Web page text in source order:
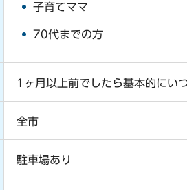
子育てママ
70代までの方
1ヶ月以上前でしたら基本的にいつ
全市
駐車場あり